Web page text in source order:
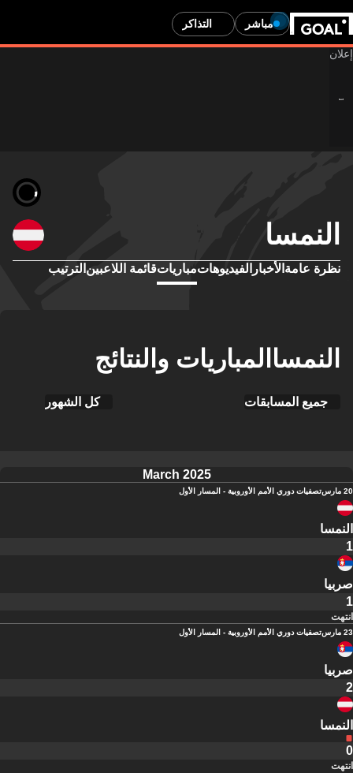
مباشر التذاكر
النمسا
نظرة عامة الأخبار الفيديوهاتمبارياتقائمة اللاعبين الترتيب
النمساالمباريات والنتائج
جميع المسابقات كل الشهور
March 2025
20 مارس تصفيات دوري الأمم الأوروبية - المسار الأول
النمسا
1
صربيا
1
انتهت
23 مارس تصفيات دوري الأمم الأوروبية - المسار الأول
صربيا
2
النمسا
0
انتهت